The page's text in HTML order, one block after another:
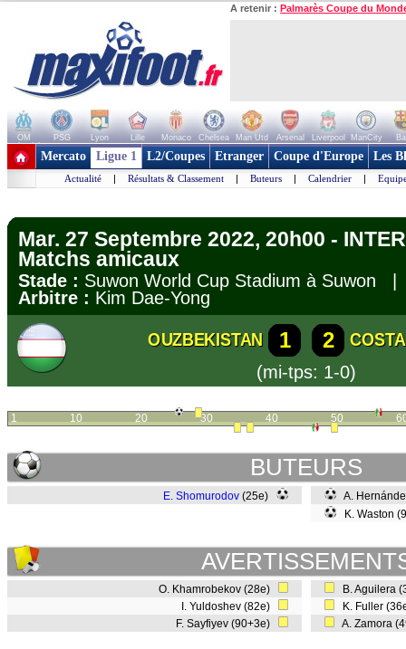
A retenir : Palmarès Coupe du
OM PSG Lyon Lille Monaco Chelsea Man Utd Arsenal Liverpool ManCity
+ de clubs
Mercato Ligue 1 L2/Coupes Etranger Coupe d'Europe Les
Actualité | Résultats & Classement | Buteurs | Calendrier |
Mar. 27 Septembre 2022, 20h00 -
Matchs amicaux
Stade : Suwon World Cup Stadium à
Arbitre : Kim Dae-Yong
OUZBEKISTAN 1 2
(mi-tps: 1-0)
1 10 20 30 40 50
BUTEURS
E. Shomurodov (25e)
A.
K. Waston
O. Khamrobekov (28e)
I. Yuldoshev (82e)
F. Sayfiyev (90+3e)
B. Aguilera
K. Fuller
A. Zamora